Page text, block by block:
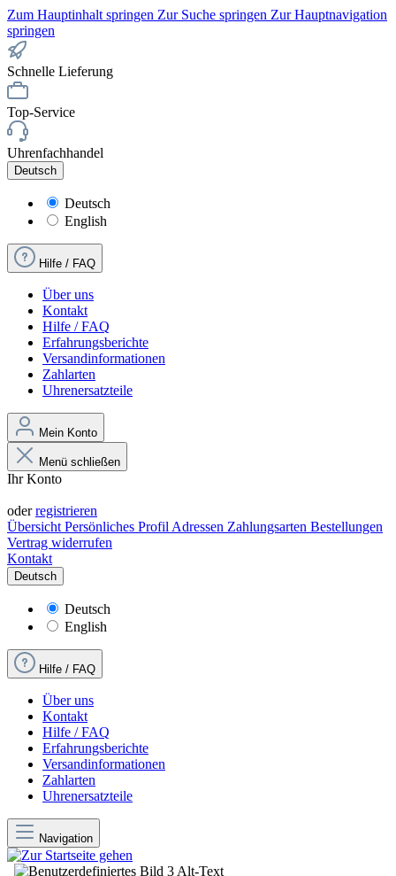
Zum Hauptinhalt springen Zur Suche springen Zur Hauptnavigation
springen
Schnelle Lieferung
Top-Service
Uhrenfachhandel
Deutsch
Deutsch
English
Hilfe / FAQ
Über uns
Kontakt
Hilfe / FAQ
Erfahrungsberichte
Versandinformationen
Zahlarten
Uhrenersatzteile
Mein Konto
Menü schließen
Ihr Konto
oderregistrieren
Übersicht Persönliches Profil Adressen Zahlungsarten Bestellungen
Vertrag widerrufen
Kontakt
Deutsch
Deutsch
English
Hilfe / FAQ
Über uns
Kontakt
Hilfe / FAQ
Erfahrungsberichte
Versandinformationen
Zahlarten
Uhrenersatzteile
Navigation